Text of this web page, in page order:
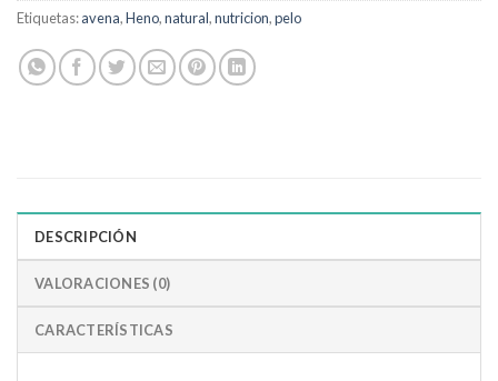
Etiquetas:avena,Heno,natural,nutricion,pelo
DESCRIPCIÓN
VALORACIONES (0)
CARACTERÍSTICAS